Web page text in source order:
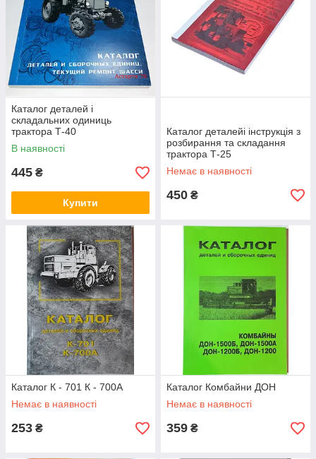
Каталог деталей і
складальних одиниць
трактора Т-40
В наявності
445 ₴
Купити
Каталог деталейі інструкція з
розбирання та складання
трактора Т-25
Немає в наявності
450 ₴
Каталог К - 701 К - 700А
Немає в наявності
253 ₴
Каталог Комбайни ДОН
Немає в наявності
359 ₴